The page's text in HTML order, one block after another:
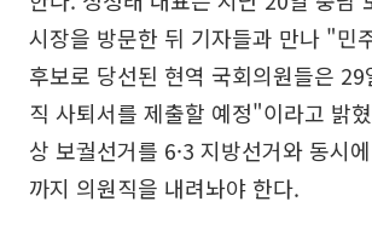
시장을 방문한 뒤 기자들과 만나 "민
후보로 당선된 현역 국회의원들은 29
직 사퇴서를 제출할 예정"이라고 밝
상 보궐선거를 6·3 지방선거와 동시
까지 의원직을 내려놔야 한다.